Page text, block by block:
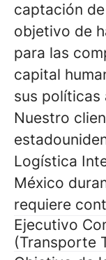
captación
objetivo de
para las
capital
sus políticas
Nuestro
Logística
México
requiere
Ejecutivo
(Transporte